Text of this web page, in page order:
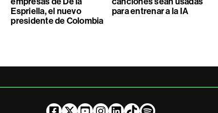
Espriella, el nuevo
presidente de Colombia
para entrenar a la IA